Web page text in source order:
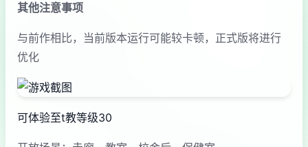
其他注意事项
与前作相比，当前版本运行可能较卡顿，正式版将进行
优化
可体验至t教等级30